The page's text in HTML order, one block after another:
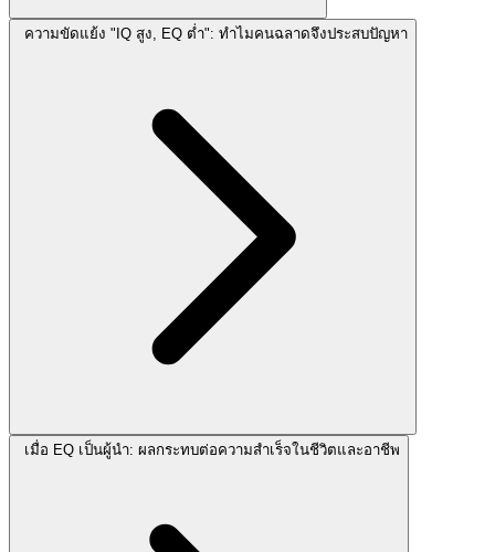
ความขัดแย้ง "IQ สูง, EQ ต่ำ": ทำไมคนฉลาดจึงประสบปัญหา
เมื่อ EQ เป็นผู้นำ: ผลกระทบต่อความสำเร็จในชีวิตและอาชีพ